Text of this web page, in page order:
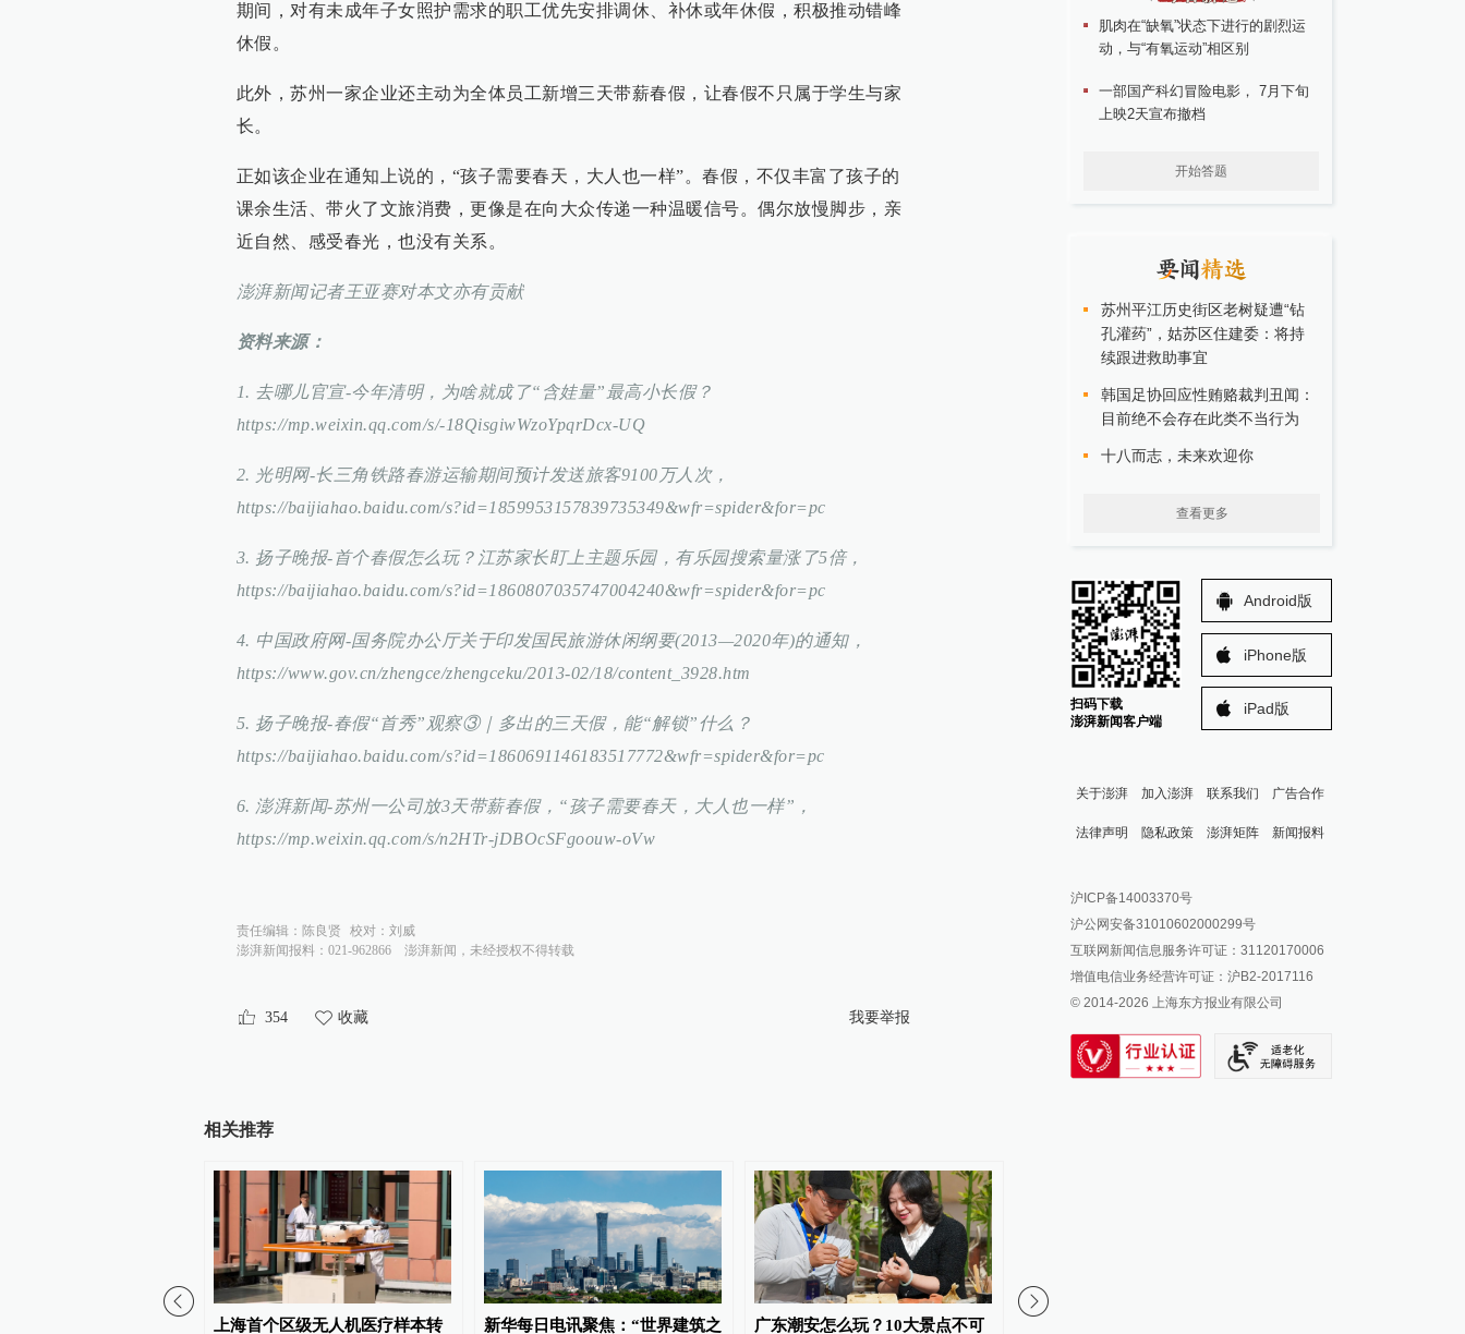
期间，对有未成年子女照护需求的职工优先安排调休、补休或年休假，积极推动错峰
休假。
此外，苏州一家企业还主动为全体员工新增三天带薪春假，让春假不只属于学生与家
长。
正如该企业在通知上说的，“孩子需要春天，大人也一样”。春假，不仅丰富了孩子的
课余生活、带火了文旅消费，更像是在向大众传递一种温暖信号。偶尔放慢脚步，亲
近自然、感受春光，也没有关系。
澎湃新闻记者王亚赛对本文亦有贡献
资料来源：
1. 去哪儿官宣-今年清明，为啥就成了“含娃量”最高小长假？
https://mp.weixin.qq.com/s/-18QisgiwWzoYpqrDcx-UQ
2. 光明网-长三角铁路春游运输期间预计发送旅客9100万人次，
https://baijiahao.baidu.com/s?id=1859953157839735349&wfr=spider&for=pc
3. 扬子晚报-首个春假怎么玩？江苏家长盯上主题乐园，有乐园搜索量涨了5倍，
https://baijiahao.baidu.com/s?id=1860807035747004240&wfr=spider&for=pc
4. 中国政府网-国务院办公厅关于印发国民旅游休闲纲要(2013—2020年)的通知，
https://www.gov.cn/zhengce/zhengceku/2013-02/18/content_3928.htm
5. 扬子晚报-春假“首秀”观察③｜多出的三天假，能“解锁”什么？
https://baijiahao.baidu.com/s?id=1860691146183517772&wfr=spider&for=pc
6. 澎湃新闻-苏州一公司放3天带薪春假，“孩子需要春天，大人也一样”，
https://mp.weixin.qq.com/s/n2HTr-jDBOcSFgoouw-oVw
责任编辑： 陈良贤 校对： 刘威
澎湃新闻报料：021-962866
澎湃新闻，未经授权不得转载
354 收藏 我要举报
相关推荐
00:27
上海首个区级无人机医疗样本转
新华每日电讯聚焦：“世界建筑之
广东潮安怎么玩？10大景点不可
肌肉在“缺氧”状态下进行的剧烈运
动，与“有氧运动”相区别
一部国产科幻冒险电影， 7月下旬
上映2天宣布撤档
开始答题
苏州平江历史街区老树疑遭“钻
孔灌药”，姑苏区住建委：将持
续跟进救助事宜
韩国足协回应性贿赂裁判丑闻：
目前绝不会存在此类不当行为
十八而志，未来欢迎你
查看更多
扫码下载
澎湃新闻客户端
Android版
iPhone版
iPad版
关于澎湃 加入澎湃 联系我们 广告合作
法律声明 隐私政策 澎湃矩阵
澎湃新闻公众号
澎湃新闻抖音号
派生万物开放平台
IP SHANGHAI
SIXTH TONE
新闻报料
报料邮箱: news@thepaper.cn
沪ICP备14003370号
沪公网安备31010602000299号
互联网新闻信息服务许可证：31120170006
增值电信业务经营许可证：沪B2-2017116
© 2014-2026 上海东方报业有限公司